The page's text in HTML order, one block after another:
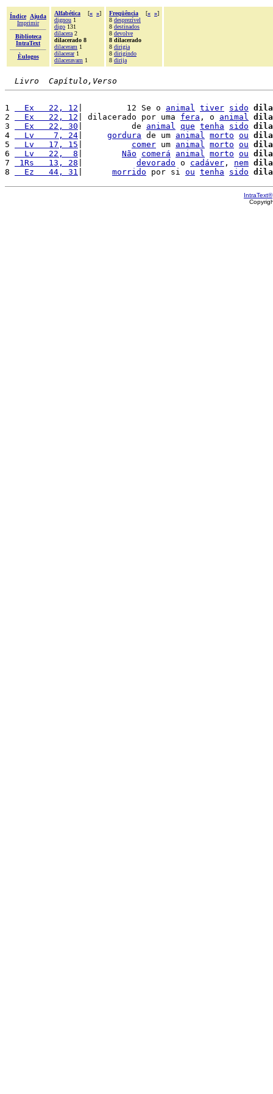
Índice
Ajuda
Imprimir
Biblioteca
IntraText
Èulogos
Alfabética [« »]
dignou 1
digo 131
dilacera 2
dilacerado 8
dilaceram 1
dilacerar1
dilaceravam 1
Freqüência [« »]
8 desprezível
8 destinados
8 devolve
8 dilacerado
8 dirigia
8 dirigindo
8 dirija
Livro  Capítulo,Verso
1
  Ex   22, 12
|         12 Se o animal tiver sido
2
  Ex   22, 12
| dilacerado por uma fera , o animal
3
  Ex   22, 30
|          de animal que tenha sido
4
  Lv    7, 24
gordura de um animal morto ou
5
  Lv   17, 15
comer um animal morto ou
6
  Lv   22,  8
Não comerá animal morto ou
7
1Rs   13, 28 devorado o cadáver , nem
8
  Ez   44, 31
morrido por si ou tenha sido
IntraText®